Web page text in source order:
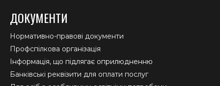
ДОКУМЕНТИ
Нормативно-правові документи
Профспілкова організація
Інформація, що підлягає оприлюдненню
Банківські реквізити для оплати послуг